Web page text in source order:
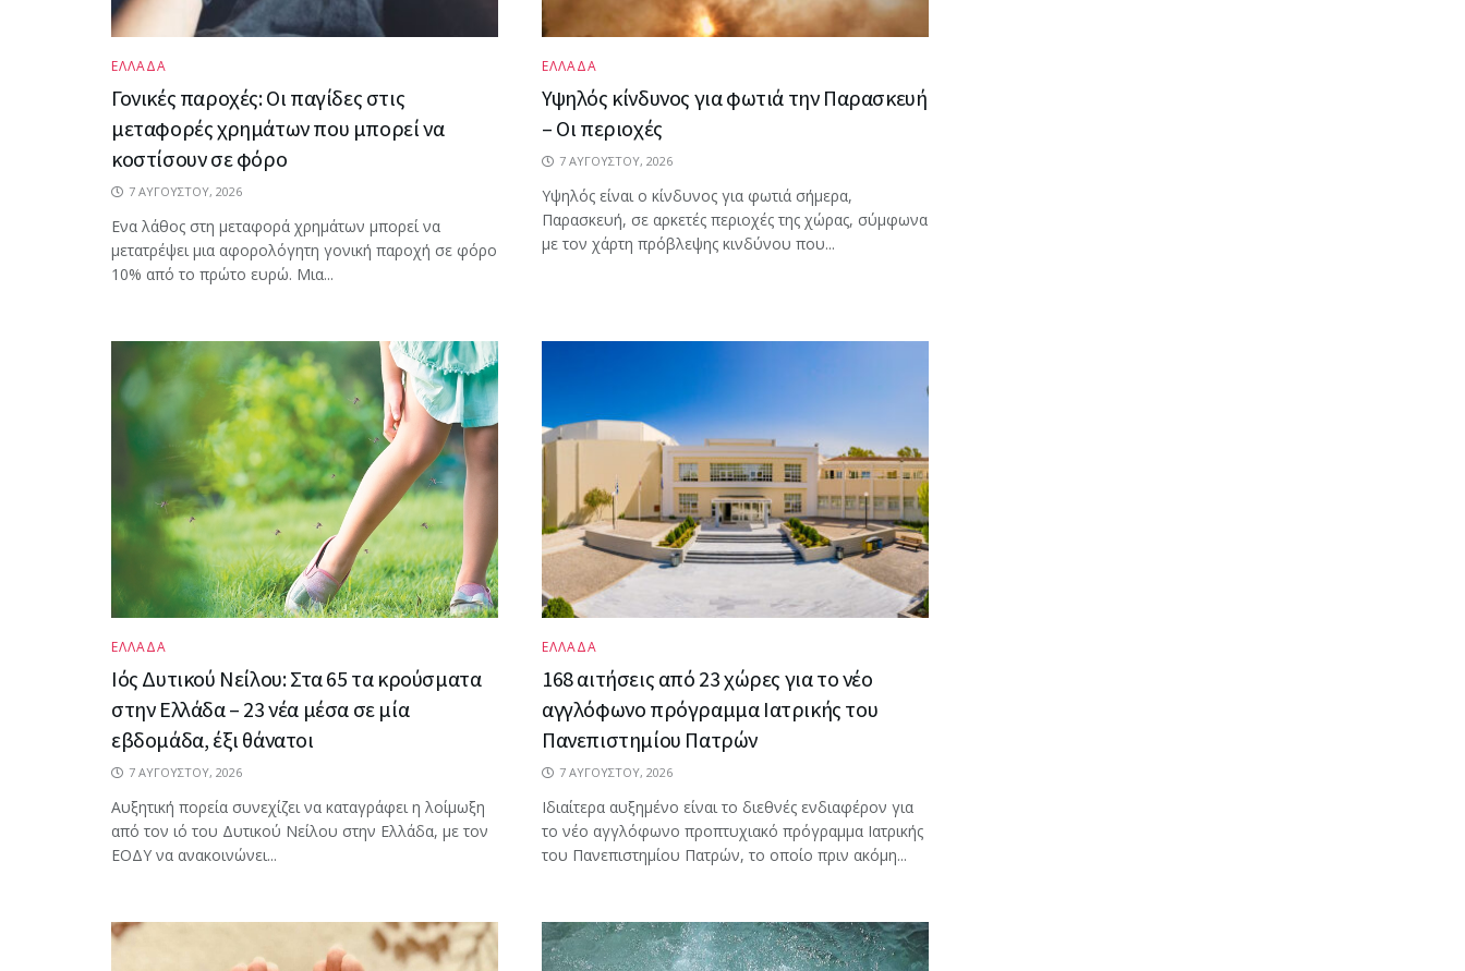
ΕΛΛΑΔΑ
Γονικές παροχές: Οι παγίδες στις
μεταφορές χρημάτων που μπορεί να
κοστίσουν σε φόρο
7 ΑΥΓΟΎΣΤΟΥ, 2026
Ενα λάθος στη μεταφορά χρημάτων μπορεί να
μετατρέψει μια αφορολόγητη γονική παροχή σε φόρο
10% από το πρώτο ευρώ. Μια...
ΕΛΛΑΔΑ
Υψηλός κίνδυνος για φωτιά την Παρασκευή
– Οι περιοχές
7 ΑΥΓΟΎΣΤΟΥ, 2026
Υψηλός είναι ο κίνδυνος για φωτιά σήμερα,
Παρασκευή, σε αρκετές περιοχές της χώρας, σύμφωνα
με τον χάρτη πρόβλεψης κινδύνου που...
ΕΛΛΑΔΑ
Ιός Δυτικού Νείλου: Στα 65 τα κρούσματα
στην Ελλάδα – 23 νέα μέσα σε μία
εβδομάδα, έξι θάνατοι
7 ΑΥΓΟΎΣΤΟΥ, 2026
Αυξητική πορεία συνεχίζει να καταγράφει η λοίμωξη
από τον ιό του Δυτικού Νείλου στην Ελλάδα, με τον
ΕΟΔΥ να ανακοινώνει...
ΕΛΛΑΔΑ
168 αιτήσεις από 23 χώρες για το νέο
αγγλόφωνο πρόγραμμα Ιατρικής του
Πανεπιστημίου Πατρών
7 ΑΥΓΟΎΣΤΟΥ, 2026
Ιδιαίτερα αυξημένο είναι το διεθνές ενδιαφέρον για
το νέο αγγλόφωνο προπτυχιακό πρόγραμμα Ιατρικής
του Πανεπιστημίου Πατρών, το οποίο πριν ακόμη...